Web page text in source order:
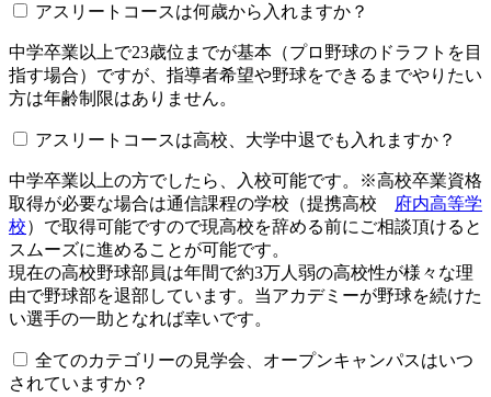
アスリートコースは何歳から入れますか？
中学卒業以上で23歳位までが基本（プロ野球のドラフトを目
指す場合）ですが、指導者希望や野球をできるまでやりたい
方は年齢制限はありません。
アスリートコースは高校、大学中退でも入れますか？
中学卒業以上の方でしたら、入校可能です。※高校卒業資格
取得が必要な場合は通信課程の学校（提携高校
府内高等学
校）で取得可能ですので現高校を辞める前にご相談頂けると
スムーズに進めることが可能です。
現在の高校野球部員は年間で約3万人弱の高校性が様々な理
由で野球部を退部しています。当アカデミーが野球を続けた
い選手の一助となれば幸いです。
全てのカテゴリーの見学会、オープンキャンパスはいつ
されていますか？​​​​​